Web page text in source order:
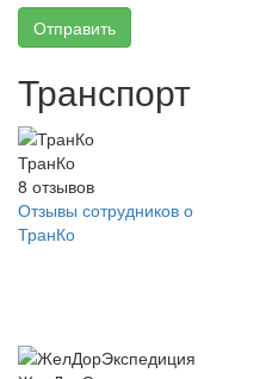
Отправить
Транспорт
ТранКо
8 отзывов
Отзывы сотрудников о
ТранКо